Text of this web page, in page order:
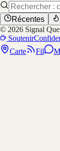
Récentes
© 2026 Signal
Soutenir
Carte
Fil